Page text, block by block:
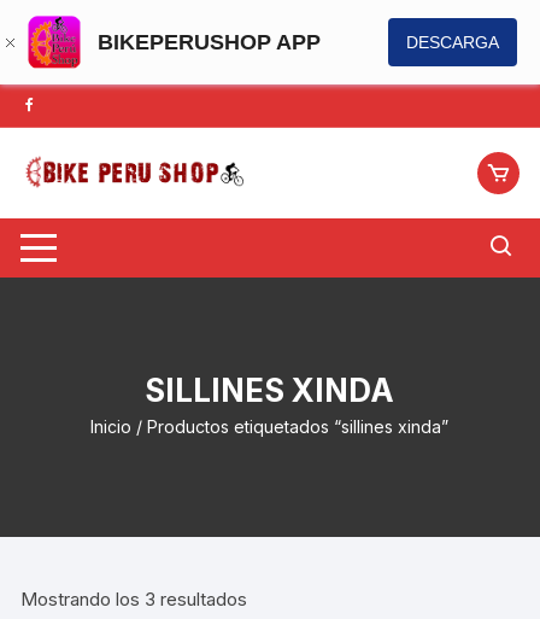
BIKEPERUSHOP APP DESCARGA
Saltar
al
contenido
SILLINES XINDA
Inicio / Productos etiquetados “sillines xinda”
Mostrando los 3 resultados